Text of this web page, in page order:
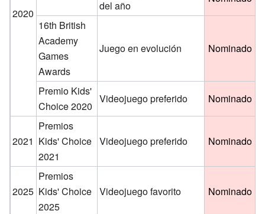
2020
del año
16th British
Academy
Games
Awards
Juego en evolución Nominado
Premio Kids'
Choice 2020
Videojuego preferido Nominado
2021
Premios
Kids' Choice
2021
Videojuego preferido Nominado
2025
Premios
Kids' Choice
2025
Videojuego favorito Nominado